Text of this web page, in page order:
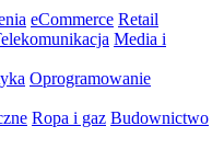
eCommerce Retail
Media i
Oprogramowanie
Ropa i gaz Budownictwo